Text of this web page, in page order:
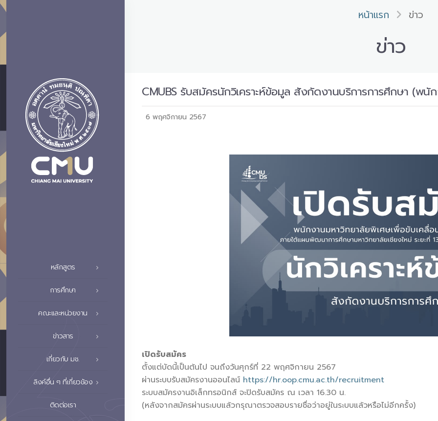
หลักสูตร
การศึกษา
คณะและหน่วยงาน
ข่าวสาร
เกี่ยวกับ มช.
ลิงค์อื่น ๆ ที่เกี่ยวข้อง
ติดต่อเรา
หน้าแรก ข่าว
ข่าว
CMUBS รับสมัครนักวิเคราะห์ข้อมูล สังกัดงานบริการการศึกษา (พนั
6 พฤศจิกายน 2567
เปิดรับสมัคร
ตั้งแต่บัดนี้เป็นต้นไป จนถึงวันศุกร์ที่ 22 พฤศจิกายน 2567
ผ่านระบบรับสมัครงานออนไลน์ https://hr.oop.cmu.ac.th/recruitment
ระบบสมัครงานอิเล็กทรอนิกส์ จะปิดรับสมัคร ณ เวลา 16.30 น.
(หลังจากสมัครผ่านระบบแล้วกรุณาตรวจสอบรายชื่อว่าอยู่ในระบบแล้วหรือไม่อีกครั้ง)